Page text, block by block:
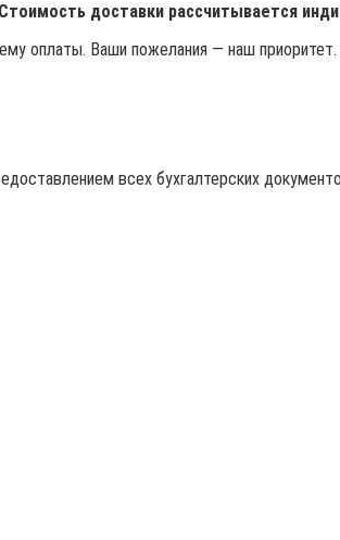
доставки рассчитывается
оплаты. Ваши пожелания — наш
всех бухгалтерских